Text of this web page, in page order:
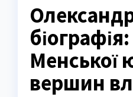
біографія:
Менської
вершин